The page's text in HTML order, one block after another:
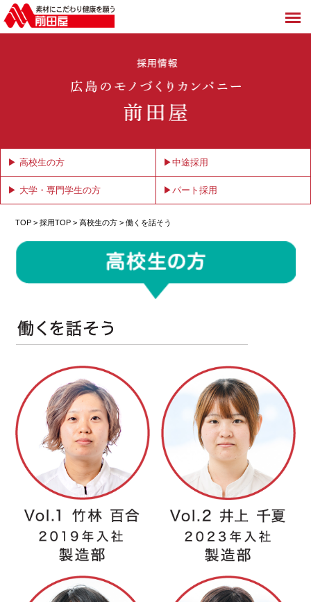
▶ 高校生の方 ▶中途採用
▶ 大学・専門学生の方 ▶パート採用
TOP >採用TOP > 高校生の方 > 働くを話そう